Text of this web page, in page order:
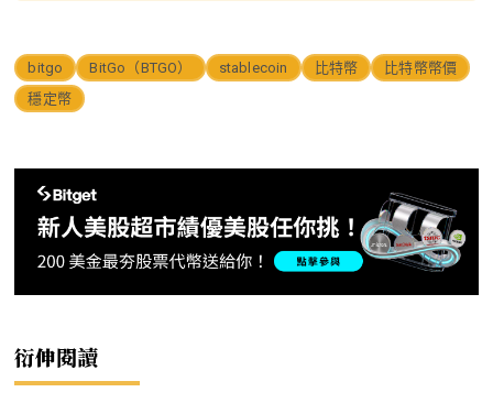
bitgo BitGo（BTGO） stablecoin 比特幣
比特幣幣價
穩定幣
衍伸閱讀